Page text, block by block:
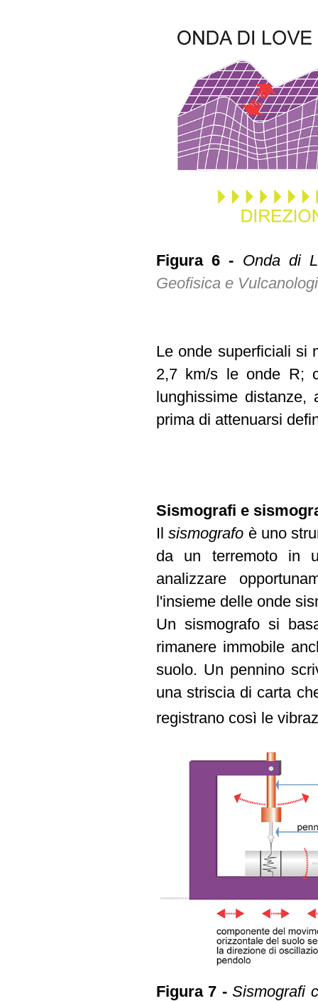
Figura 6 - Onda di
Geofisica e
Le onde superficiali si
2,7 km/s le onde R;
lunghissime
prima di attenuarsi
Sismografi e
Ilsismografo è uno
da un terremoto in
analizzare
l'insieme delle onde
Un sismografo si
rimanere immobile
suolo. Un pennino
una striscia di carta
registrano così le
Figura 7 - Sismografi